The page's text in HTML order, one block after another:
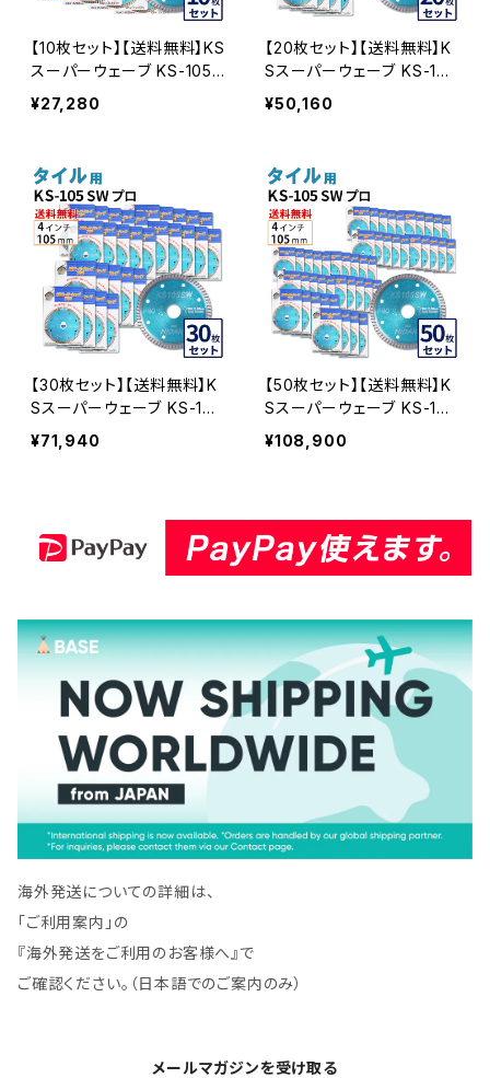
【10枚セット】【送料無料】KS
スーパーウェーブ KS-105S
W プロ ４インチ 105ｍｍ
ダイヤモンドカッター 刃 タ
¥27,280
【20枚セット】【送料無料】K
Sスーパーウェーブ KS-105
SW プロ ４インチ 105ｍｍ
ダイヤモンドカッター 刃 タ
¥50,160
【30枚セット】【送料無料】K
Sスーパーウェーブ KS-105
SW プロ ４インチ 105ｍｍ
ダイヤモンドカッター 刃 タ
¥71,940
【50枚セット】【送料無料】K
Sスーパーウェーブ KS-105
SW プロ ４インチ 105ｍｍ
ダイヤモンドカッター 刃 タ
¥108,900
海外発送についての詳細は、
「ご利用案内」の
『海外発送をご利用のお客様へ』で
ご確認ください。（日本語でのご案内のみ）
メールマガジンを受け取る